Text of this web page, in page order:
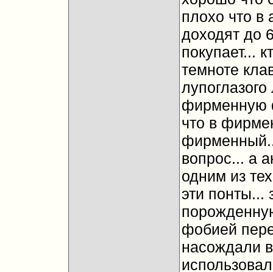
плохо что в
доходят до
покупает...
темноте
фирменную
что в
вопрос... а
одним из
эти понты...
фобией
насождали